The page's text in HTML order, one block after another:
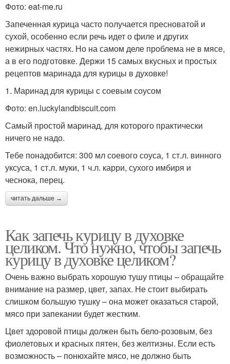
Фото: eat-me.ru
Запеченная курица часто получается пресноватой и
сухой, особенно если речь идет о филе и других
нежирных частях. Но на самом деле проблема не в мясе,
а в его подготовке. Держи 15 самых вкусных и простых
рецептов маринада для курицы в духовке!
1. Маринад для курицы с соевым соусом
Фото: en.luckylandbiscuit.com
Самый простой маринад, для которого практически
ничего не надо.
Тебе понадобится: 300 мл соевого соуса, 1 ст.л. винного
уксуса, 1 ст.л. муки, 1 ч.л. карри, сухого имбиря и
чеснока, перец.
читать дальше →
Как запечь курицу в духовке
целиком. Что нужно, чтобы запечь
курицу в духовке целиком?
Очень важно выбрать хорошую тушу птицы – обращайте
внимание на размер, цвет, запах. Не стоит выбирать
слишком большую тушку – она может оказаться старой,
мясо при запекании будет жестким.
Цвет здоровой птицы должен быть бело-розовым, без
фиолетовых и красных пятен, без желтизны. Если есть
возможность – понюхайте мясо, не должно быть